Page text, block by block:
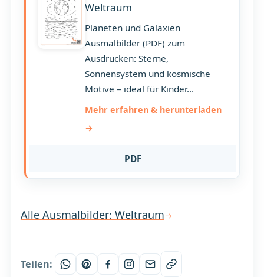
Weltraum
Planeten und Galaxien
Ausmalbilder (PDF) zum
Ausdrucken: Sterne,
Sonnensystem und kosmische
Motive – ideal für Kinder...
Mehr erfahren & herunterladen
PDF
Alle Ausmalbilder: Weltraum
Teilen: